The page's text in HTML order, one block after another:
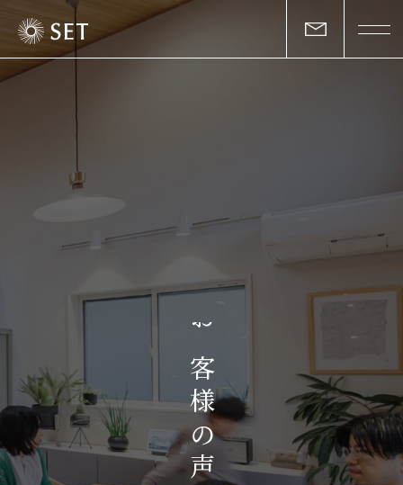
お
客
様
の
声
物件一覧
お客様の声
お知らせ・イベント
会社概要・アクセス